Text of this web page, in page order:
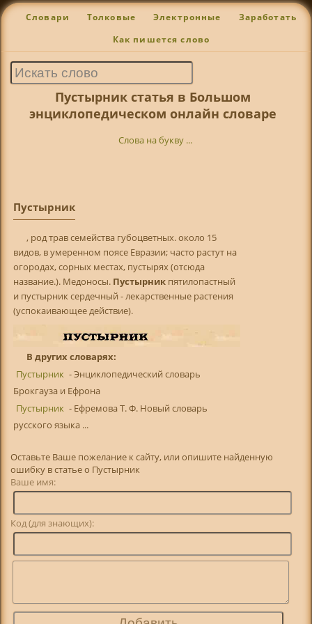
Словари Толковые Электронные Заработать
Как пишется слово
Пустырник статья в Большом
энциклопедическом онлайн словаре
Слова на букву ...
Пустырник
, род трав семейства губоцветных. около 15
видов, в умеренном поясе Евразии; часто растут на
огородах, сорных местах, пустырях (отсюда
название.). Медоносы. Пустырникпятилопастный
и пустырник сердечный - лекарственные растения
(успокаивающее действие).
В других словарях:
Пустырник - Энциклопедический словарь
Брокгауза и Ефрона
Пустырник - Ефремова Т. Ф. Новый словарь
русского языка ...
Оставьте Ваше пожелание к сайту, или опишите найденную
ошибку в статье о Пустырник
Ваше имя:
Код (для знающих):